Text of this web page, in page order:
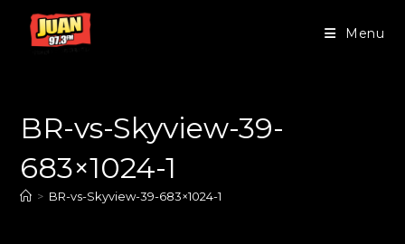
Menu
BR-vs-Skyview-39-
683×1024-1
> BR-vs-Skyview-39-683×1024-1